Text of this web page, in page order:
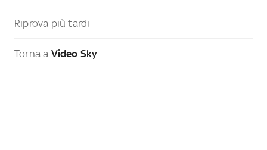
Riprova più tardi
Torna a Video Sky